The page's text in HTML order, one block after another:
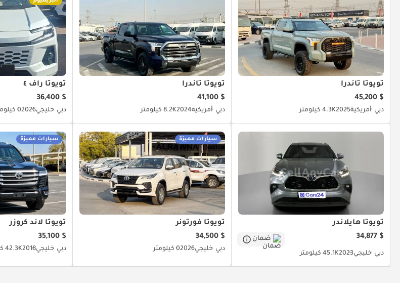
تويوتا تاندرا
$ 45,200
دبي أمريكية20254.3K كيلومتر
تويوتا تاندرا
$ 41,100
دبي أمريكية20248.2K كيلومتر
تويوتا راف ٤
$ 36,400
دبي خليجي20260 كيلومتر
تويوتا هايلاندر
$ 34,877
ضمان
دبي خليجي202345.1K كيلومتر
سيارات مميزة
تويوتا فورتونر
$ 34,500
دبي خليجي20260 كيلومتر
سيارات مميزة
تويوتا لاند كروزر
$ 35,100
دبي خليجي201842.3K كيلومتر